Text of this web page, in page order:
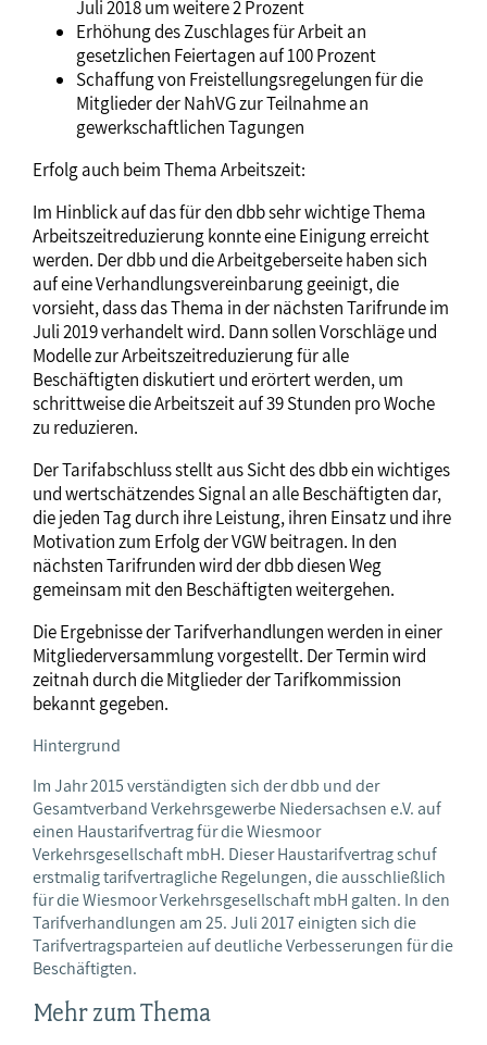
Juli 2018 um weitere 2 Prozent
Erhöhung des Zuschlages für Arbeit an
gesetzlichen Feiertagen auf 100 Prozent
Schaffung von Freistellungsregelungen für die
Mitglieder der NahVG zur Teilnahme an
gewerkschaftlichen Tagungen
Erfolg auch beim Thema Arbeitszeit:
Im Hinblick auf das für den dbb sehr wichtige Thema
Arbeitszeitreduzierung konnte eine Einigung erreicht
werden. Der dbb und die Arbeitgeberseite haben sich
auf eine Verhandlungsvereinbarung geeinigt, die
vorsieht, dass das Thema in der nächsten Tarifrunde im
Juli 2019 verhandelt wird. Dann sollen Vorschläge und
Modelle zur Arbeitszeitreduzierung für alle
Beschäftigten diskutiert und erörtert werden, um
schrittweise die Arbeitszeit auf 39 Stunden pro Woche
zu reduzieren.
Der Tarifabschluss stellt aus Sicht des dbb ein wichtiges
und wertschätzendes Signal an alle Beschäftigten dar,
die jeden Tag durch ihre Leistung, ihren Einsatz und ihre
Motivation zum Erfolg der VGW beitragen. In den
nächsten Tarifrunden wird der dbb diesen Weg
gemeinsam mit den Beschäftigten weitergehen.
Die Ergebnisse der Tarifverhandlungen werden in einer
Mitgliederversammlung vorgestellt. Der Termin wird
zeitnah durch die Mitglieder der Tarifkommission
bekannt gegeben.
Hintergrund
Im Jahr 2015 verständigten sich der dbb und der
Gesamtverband Verkehrsgewerbe Niedersachsen e.V. auf
einen Haustarifvertrag für die Wiesmoor
Verkehrsgesellschaft mbH. Dieser Haustarifvertrag schuf
erstmalig tarifvertragliche Regelungen, die ausschließlich
für die Wiesmoor Verkehrsgesellschaft mbH galten. In den
Tarifverhandlungen am 25. Juli 2017 einigten sich die
Tarifvertragsparteien auf deutliche Verbesserungen für die
Beschäftigten.
Mehr zum Thema